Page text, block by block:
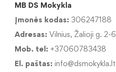
MB DS Mokykla
Įmonės kodas: 306247188
Adresas: Vilnius, Žalioji g. 2-6
Mob. tel: +37060783438
El. paštas: info@dsmokykla.lt